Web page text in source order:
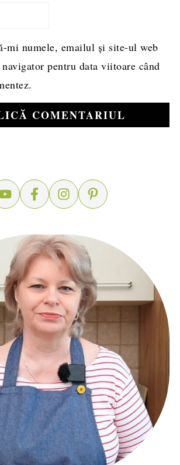
mi numele, emailul și site-ul web
pentru data viitoare când